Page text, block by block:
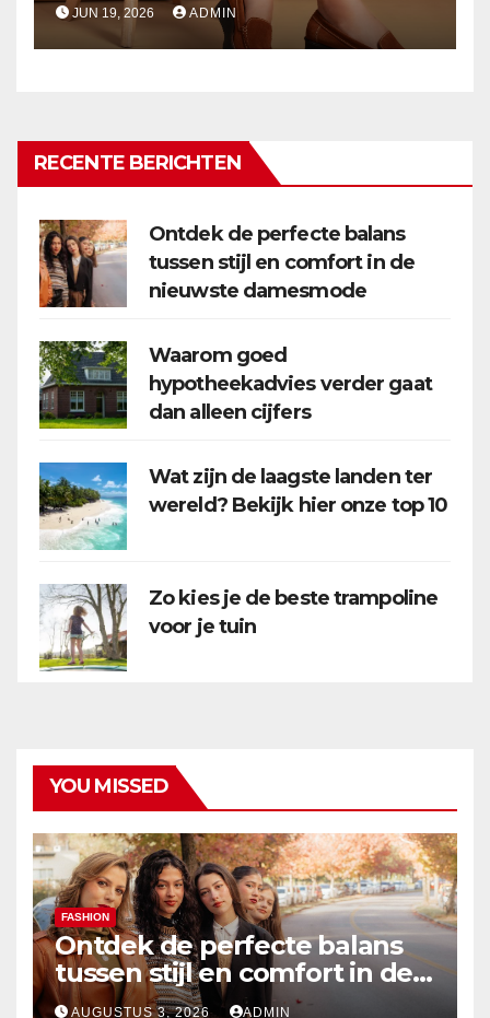
JUN 19, 2026 ADMIN
RECENTE BERICHTEN
Ontdek de perfecte balans
tussen stijl en comfort in de
nieuwste damesmode
Waarom goed
hypotheekadvies verder gaat
dan alleen cijfers
Wat zijn de laagste landen ter
wereld? Bekijk hier onze top 10
Zo kies je de beste trampoline
voor je tuin
YOU MISSED
FASHION
Ontdek de perfecte balans
tussen stijl en comfort in de
nieuwste damesmode
AUGUSTUS 3, 2026 ADMIN